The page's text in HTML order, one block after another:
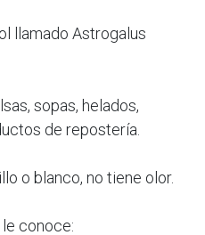
llamado Astrogalus
sopas, helados,
de repostería.
o blanco, no tiene olor.
conoce: